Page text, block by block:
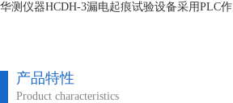
华测仪器HCDH-3漏电起痕试验设备采用PLC
产品特性
Product characteristics